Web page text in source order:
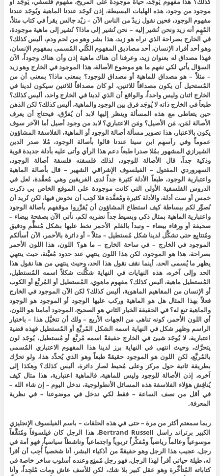
موجود من وجود، هذه الهليات البسيطة، إذن تُوجَد عندنا الماهية ويُوجَد عندنا
مفهوم الوجود، فحين نقول زيدٌ من الناس الآن – زيٌد جالس يقرأ في كتاب مثلاً،
المُهِم أنه زيد ونحن نُشير إليه – نحن نُشير إلى ماذا؟ نُشير إلى ماهية موجودة،
في الخارج بصراحة الذي نراه هو زيد، هذا بشر وهو من لحم ودم، أليس كذلك؟
وهو أحد أفراد الإنسان، أحد مصاديق المفهوم الكُلي المُسمى بمفهوم الإنسان،
فهذا مصداق له بعنوان زيد، وعرفنا أن هناك ماهية إذن وأن هناك وجوداً، الآن
السؤال يأتي لكي نفهم ما هو موضوع الأصالة، هذا الموجود في الخارج وهو زيد
– مثلاً – هو مصداق للماهية أو مصداق للوجود؟ بمعنى ماذا؟ بمعنى أن من
المُستحيل أن يكون مصداقاً للاثنين، لو كان مصداقاً للاثنين سيكون لدينا في
الخارج اثنان وليس واحداً، والواقع أن الذي لدينا في الخارج واحد، أليس كذلك؟
طبعاً في الخارج ذاته لا يُوجَد فرق بين الوجود والماهية، أليس كذلك؟ لكن الذهن
حين يتعاطى مع هذه المسألة وينظر إليها لابد أن يُفرِّق، فيحتاج أن يعرف
الأصالة لمَن، مَن الأصيل؟ ومَن الاعتباري؟ لابد من وجود أصيل أما الآخر سوف
يكون بالاعتبار، هذا تصوير مسألة أصالة الوجود أو الماهية، الفلاسفة المشاؤون
عموماً وفي رأسهم ابن سينا عندنا قالوا بأصالة الوجود، مُلا صدر الدين
الشيرازي المشهور بمُلا صدرا طبعاً دعم هذا الرأي وأتى عليه بأدلة جديدة قوية
وذكية جداً، قال الأصالة للوجود، لذلك فلسفته فلسفة أصالة الوجود،
السهروردي المقتول – الفيلسوف الإشراقي الشهير – قال بأصالة الماهية
واعتبارية الوجود، طبعاً الأدلة كثيرة جداً لدى الفريقين وهي مُعقَّدة، لعل في
الدروس الفلسفية الأولى التي كانت موجودة على الموقع الخاص بي ذكرت
خمس أو ست أدلة، والأدلة كثيرة ومُعقَّدة فلا نُحِب أن نخوض فيها، لكن نُريد أن
نُصوِّر لكم ببساطة كيف استطاع المشاؤون أن يُقرِّروا موقفهم بأصالة الوجود
واعتبارية الماهية بمثال ذكي وبسيط جداً نضربه لكم، نأتي الآن بصفحة بيضاء –
صحيفة أو ورقاء بيضاء – ونبدأ بالقلم الأحمر نخط عليها بشكل مُنظَّم ودقيق
ومُتتابِع حتى تشكَّل لدينا شكل مُستطيل – مثلاً – أو دائرة بالأحمر، الآن أسألكم
الموجود في الخارج – في ساحة الخارج – ما هو؟ اللون، هذا اللون الأحمر
بصراحة، هذا هو الموجود، لكن هذا اللون ينتهي عند حدود مُعيَّنة، حيث ينتهي
يظهر ما يُسمى الحد، أينما نقف نقول هذا الحد، وحيث ينتهي من هنا نقول هذا
الحد وإلى آخره، هذه النهايات في النهاية شكَّلت شكلاً اسمه المُستطيل،
المُستطيل ماهية، أليس كذلك؟ مفهوم ماهوي، المُستطيل أو المُربَّع أو الكوب
أو الإنسان من المفاهيم الماهوية، أليس كذلك؟ لكن الآن الموجود في الخارج
فعلاً بهذا المثال هل هو الماهية وركب عليها الوجود أو الموجود هو الوجود
والماهية تبع له؟ في الحقيقة الخيار الثاني هو الصحيح، الموجود أمامنا هو اللون،
أي اللون الأحمر، كونه تناهى من الجهات الأربع – ولك أن تتخيَّل هذا – باختيار
الراسم وظهر شكل في النهاية اسمه الشكل المُربَّع أو المُستطيل فهذه قضية
اعتبارية، لا يُوجَد شيئ في الخارج حقيقةً اسمه مُربَّع أو مُستطيل، يُوجَد لون
يتحرَّك، وحيث انتهى في النهاية برز لدينا هذا المفهوم الاعتباري المُسمى
بالمُربَّع، لكن اللون هو الموجود حقيقةً طبعاً وهو الذي يُحدِّد هذا، ولو تحرَّك
بطريقة ثانية حول مركز وعلى مُحيط لصار دائرة، أليس كذلك؟ وهكذا إلى
آخره، إذن الأصالة للوجود وليس للماهية، فالماهية اعتبارية، هذا مثال كيف
يُناقِش هؤلاء الفلاسفة هذه المسائل الأنطولوجية، ندخل اليوم – إن شاء الله –
في أقل من نصف الساعة – فقط لكي ندخل في موضوعنا – في نظرية
المعرفة.
ربما سمعتم أكثر من مرة – حتى في هذه الحلقات – باسم الفيلسوف الإنجليزي
الكبير برتراند راسل Bertrand Russell، هذا الرجل كان فيلسوفاً ومُثقَّفاً
موسوعياً وعالماً رياضياً ومُفكِّراً تربوياً واجتماعياً وناشطاً سياسياً، فهو أمة في
رجل، عجيب هذا الرجل وهو حقيقةً من أذكياء البشر، أنا شخصياً أُحِب أن أقرأ
له، طيلة حياتي أقرأ لهذا الرجل، فهو رجل مُمتِع وعنده أسلوب ساخر خاصة في
كتاباته المُتأخِّرة وهو عقل كبير بلا شك، لكن للأسف عاش ومات مُلحِداً، وأنا